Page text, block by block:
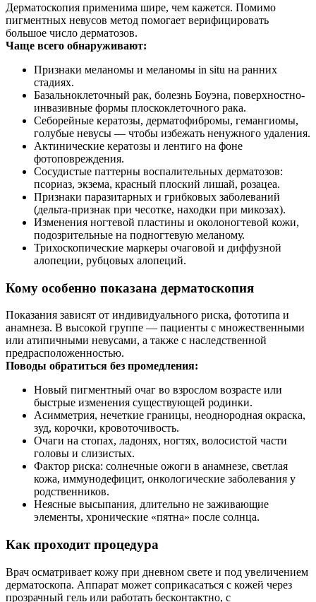
Дерматоскопия применима шире, чем кажется. Помимо
пигментных невусов метод помогает верифицировать
большое число дерматозов.
Чаще всего обнаруживают:
Признаки меланомы и меланомы in situ на ранних
стадиях.
Базальноклеточный рак, болезнь Боуэна, поверхностно-
инвазивные формы плоскоклеточного рака.
Себорейные кератозы, дерматофибромы, гемангиомы,
голубые невусы — чтобы избежать ненужного удаления.
Актинические кератозы и лентиго на фоне
фотоповреждения.
Сосудистые паттерны воспалительных дерматозов:
псориаз, экзема, красный плоский лишай, розацеа.
Признаки паразитарных и грибковых заболеваний
(дельта-признак при чесотке, находки при микозах).
Изменения ногтевой пластины и околоногтевой кожи,
подозрительные на подногтевую меланому.
Трихоскопические маркеры очаговой и диффузной
алопеции, рубцовых алопеций.
Кому особенно показана дерматоскопия
Показания зависят от индивидуального риска, фототипа и
анамнеза. В высокой группе — пациенты с множественными
или атипичными невусами, а также с наследственной
предрасположенностью.
Поводы обратиться без промедления:
Новый пигментный очаг во взрослом возрасте или
быстрые изменения существующей родинки.
Асимметрия, нечеткие границы, неоднородная окраска,
зуд, корочки, кровоточивость.
Очаги на стопах, ладонях, ногтях, волосистой части
головы и слизистых.
Фактор риска: солнечные ожоги в анамнезе, светлая
кожа, иммунодефицит, онкологические заболевания у
родственников.
Неясные высыпания, длительно не заживающие
элементы, хронические «пятна» после солнца.
Как проходит процедура
Врач осматривает кожу при дневном свете и под увеличением
дерматоскопа. Аппарат может соприкасаться с кожей через
прозрачный гель или работать бесконтактно, с